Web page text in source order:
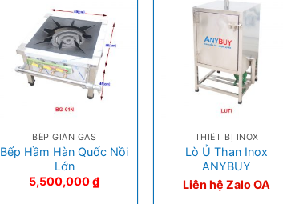
BẾP GIÀN GAS
Bếp Hầm Hàn Quốc Nồi
Lớn
5,500,000₫
THIẾT BỊ INOX
Lò Ủ Than Inox
ANYBUY
Liên hệ Zalo OA